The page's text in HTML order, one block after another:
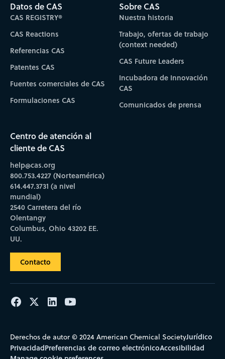
Datos de CAS
CAS REGISTRY®
CAS Reactions
Referencias CAS
Patentes CAS
Fuentes comerciales de CAS
Formulaciones CAS
Sobre CAS
Nuestra historia
Trabajo, ofertas de trabajo
(context needed)
CAS Future Leaders
Incubadora de Innovación
CAS
Comunicados de prensa
Centro de atención al
cliente de CAS
help@cas.org
800.753.4227 (Norteamérica)
614.447.3731 (a nivel
mundial)
2540 Carretera del río
Olentangy
Columbus, Ohio 43202 EE.
UU.
Contacto
Derechos de autor © 2024 American Chemical SocietyJurídico
PrivacidadPreferencias de correo electrónicoAccesibilidad